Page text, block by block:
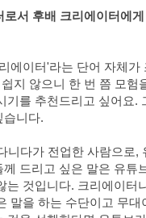
서 후배 크리에이터에
에이터'라는 단어 자체가
지 않으니 한 번 쯤 모험
기를 추천드리고 싶어요.
습니다.
니다가 전업한 사람으로,
드리고 싶은 말은 유튜
는 것입니다. 크리에이터
말을 하는 수단이고 무대